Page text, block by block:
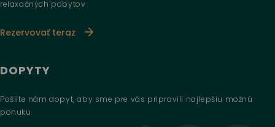
relaxačných pobytov
Rezervovať teraz
DOPYTY
Pošlite nám dopyt, aby sme pre vás pripravili najlepšiu možnú
ponuku.